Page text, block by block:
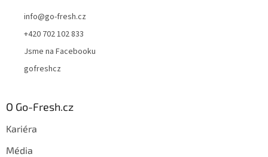
info@go-fresh.cz
+420 702 102 833
Jsme na Facebooku
gofreshcz
O Go-Fresh.cz
Kariéra
Média